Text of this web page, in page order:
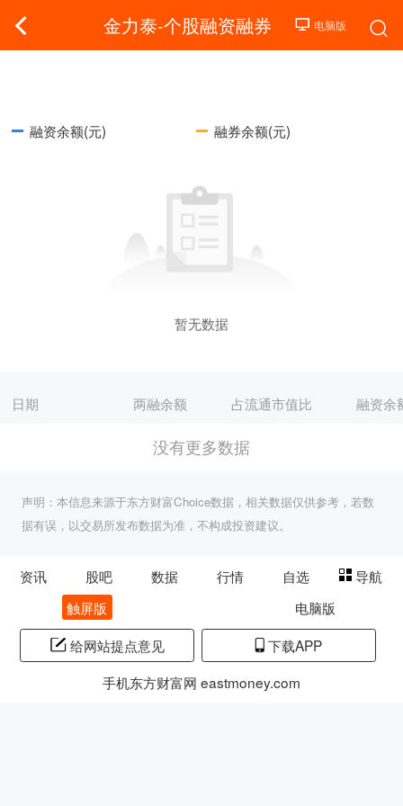
金力泰-个股融资融券
融资余额(元) 融券余额(元)
暂无数据
日期 两融余额 占流通市值比 融资余
没有更多数据
声明：本信息来源于东方财富Choice数据，相关数据仅供参考，若数
据有误，以交易所发布数据为准，不构成投资建议。
资讯 股吧 数据 行情 自选
导航
触屏版
电脑版
给网站提点意见
下载APP
手机东方财富网 eastmoney.com